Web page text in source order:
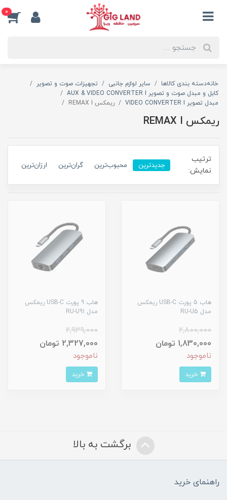
0
خانهدسته بندی کالاها سایر لوازم جانبی
تجهیزات صوت و تصویر
کابل و مبدل صوت و تصویر AUX & VIDEO CONVERTER I
مبدل تصویر VIDEO CONVERTER I
ریمکس REMAX I
ریمکس REMAX I
ترتیب
نمایش:
جدیدترین محبوب‌ترین گران‌ترین ارزان‌ترین
هاب 5 پورت USB-C ریمکس
مدل RU-U5
2,800,000
1,830,000 تومان
ناموجود
هاب 9 پورت USB-C ریمکس
مدل RU-U91
2,939,000
2,327,000 تومان
ناموجود
برگشت به بالا
راهنمای خرید